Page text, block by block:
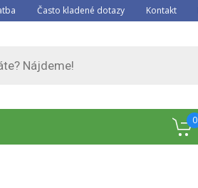
Často kladené dotazy Kontakt
0